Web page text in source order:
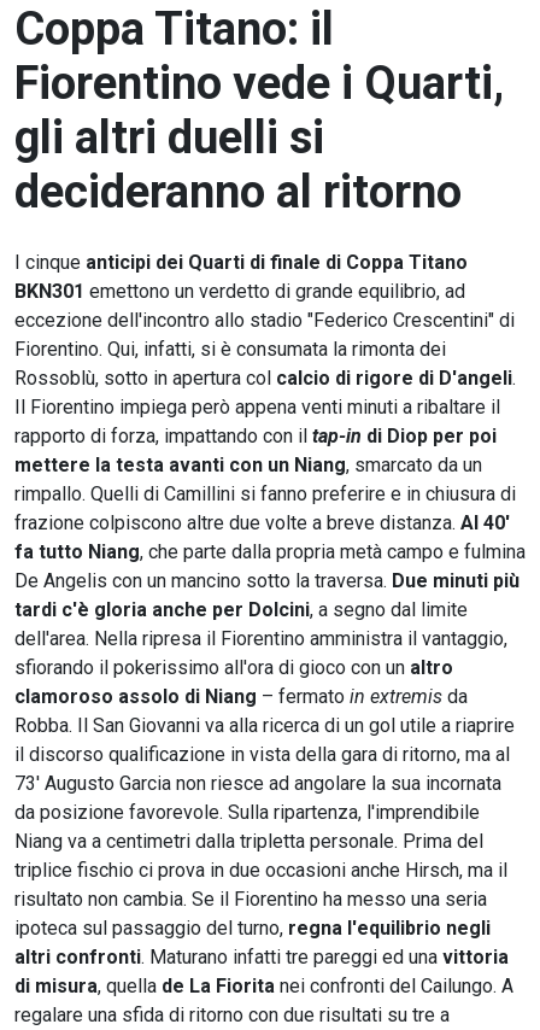
Coppa Titano: il
Fiorentino vede i Quarti,
gli altri duelli si
decideranno al ritorno
I cinque anticipi dei Quarti di finale di Coppa Titano
BKN301 emettono un verdetto di grande equilibrio, ad
eccezione dell'incontro allo stadio "Federico Crescentini" di
Fiorentino. Qui, infatti, si è consumata la rimonta dei
Rossoblù, sotto in apertura col calcio di rigore di D'angeli.
Il Fiorentino impiega però appena venti minuti a ribaltare il
rapporto di forza, impattando con il tap-in di Diop per poi
mettere la testa avanti con un Niang, smarcato da un
rimpallo. Quelli di Camillini si fanno preferire e in chiusura di
frazione colpiscono altre due volte a breve distanza. Al 40'
fa tutto Niang, che parte dalla propria metà campo e fulmina
De Angelis con un mancino sotto la traversa. Due minuti più
tardi c'è gloria anche per Dolcini, a segno dal limite
dell'area. Nella ripresa il Fiorentino amministra il vantaggio,
sfiorando il pokerissimo all'ora di gioco con un altro
clamoroso assolo di Niang – fermato in extremis da
Robba. Il San Giovanni va alla ricerca di un gol utile a riaprire
il discorso qualificazione in vista della gara di ritorno, ma al
73' Augusto Garcia non riesce ad angolare la sua incornata
da posizione favorevole. Sulla ripartenza, l'imprendibile
Niang va a centimetri dalla tripletta personale. Prima del
triplice fischio ci prova in due occasioni anche Hirsch, ma il
risultato non cambia. Se il Fiorentino ha messo una seria
ipoteca sul passaggio del turno, regna l'equilibrio negli
altri confronti. Maturano infatti tre pareggi ed una vittoria
di misura, quella de La Fiorita nei confronti del Cailungo. A
regalare una sfida di ritorno con due risultati su tre a